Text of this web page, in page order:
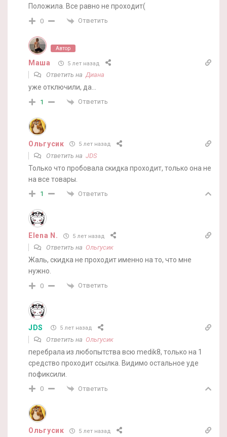
Положила. Все равно не проходит(
0 Ответить
Автор
Маша 5 лет назад
Ответить наДиана
уже отключили, да…
1 Ответить
Ольгусик 5 лет назад
Ответить на JDS
Только что пробовала скидка проходит, только она не
на все товары.
1 Ответить
Elena N. 5 лет назад
Ответить на Ольгусик
Жаль, скидка не проходит именно на то, что мне
нужно.
0 Ответить
JDS 5 лет назад
Ответить на Ольгусик
перебрала из любопытства всю medik8, только на 1
средство проходит ссылка. Видимо остальное уде
пофиксили.
0 Ответить
Ольгусик 5 лет назад